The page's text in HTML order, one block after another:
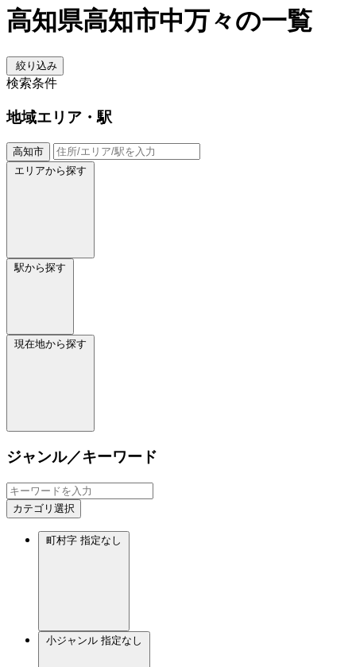
高知県高知市中万々の一覧
絞り込み
検索条件
地域エリア・駅
高知市
エリアから探す
駅から探す
現在地から探す
ジャンル／キーワード
カテゴリ選択
町村字 指定なし
小ジャンル 指定なし